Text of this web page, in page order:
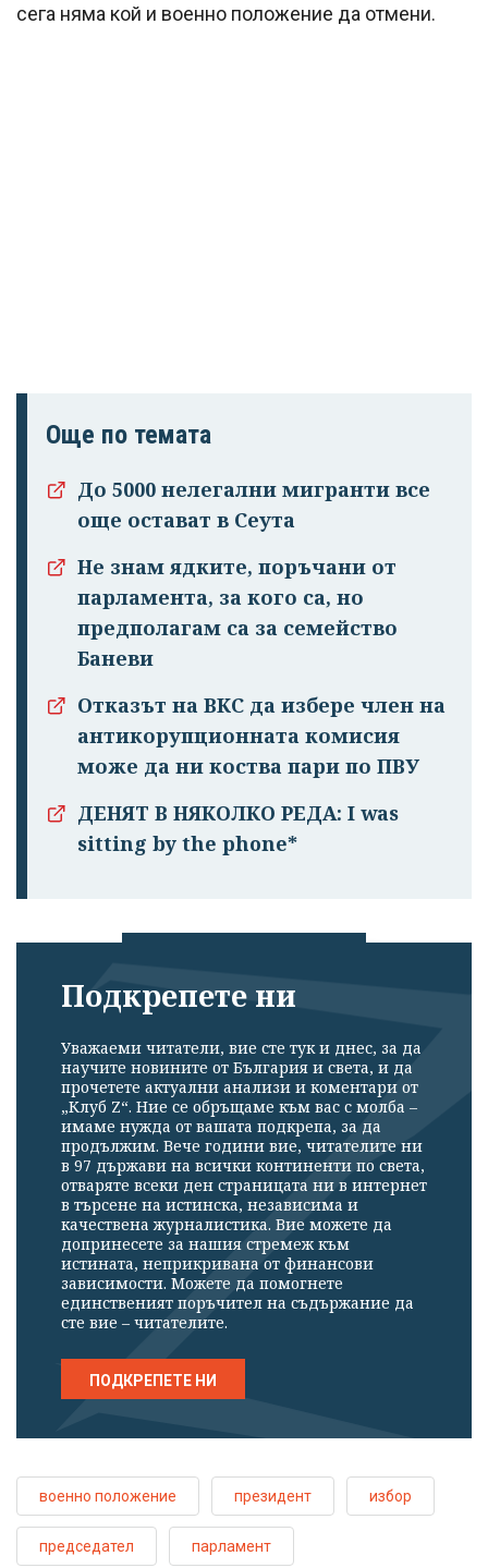
Успешно
профила си!
сега няма кой и военно положение да отмени.
Още по темата
До 5000 нелегални мигранти все
още остават в Сеута
Не знам ядките, поръчани от
парламента, за кого са, но
предполагам са за семейство
Баневи
Отказът на ВКС да избере член на
антикорупционната комисия
може да ни коства пари по ПВУ
ДЕНЯТ В НЯКОЛКО РЕДА: I was
sitting by the phone*
Подкрепете ни
Уважаеми читатели, вие сте тук и днес, за да
научите новините от България и света, и да
прочетете актуални анализи и коментари от
„Клуб Z“. Ние се обръщаме към вас с молба –
имаме нужда от вашата подкрепа, за да
продължим. Вече години вие, читателите ни
в 97 държави на всички континенти по света,
отваряте всеки ден страницата ни в интернет
в търсене на истинска, независима и
качествена журналистика. Вие можете да
допринесете за нашия стремеж към
истината, неприкривана от финансови
зависимости. Можете да помогнете
единственият поръчител на съдържание да
сте вие – читателите.
ПОДКРЕПЕТЕ НИ
военно положение президент избор
председател парламент